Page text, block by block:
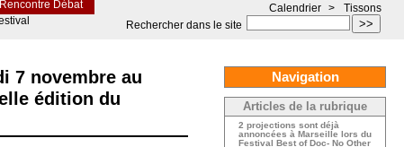
Rencontre Débat
>>
Rechercher dans le site
Calendrier >
Tissons
7 novembre au
édition du
Navigation
Articles de la rubrique
2 projections sont déjà
annoncées à Marseille lors du
Festival Best of Doc- No Other